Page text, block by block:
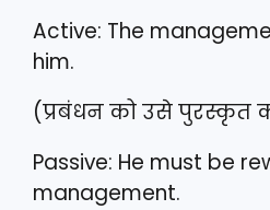
Active: The
him.
(प्रबंधन को उसे पुरस्कृत
Passive: He must be
management.